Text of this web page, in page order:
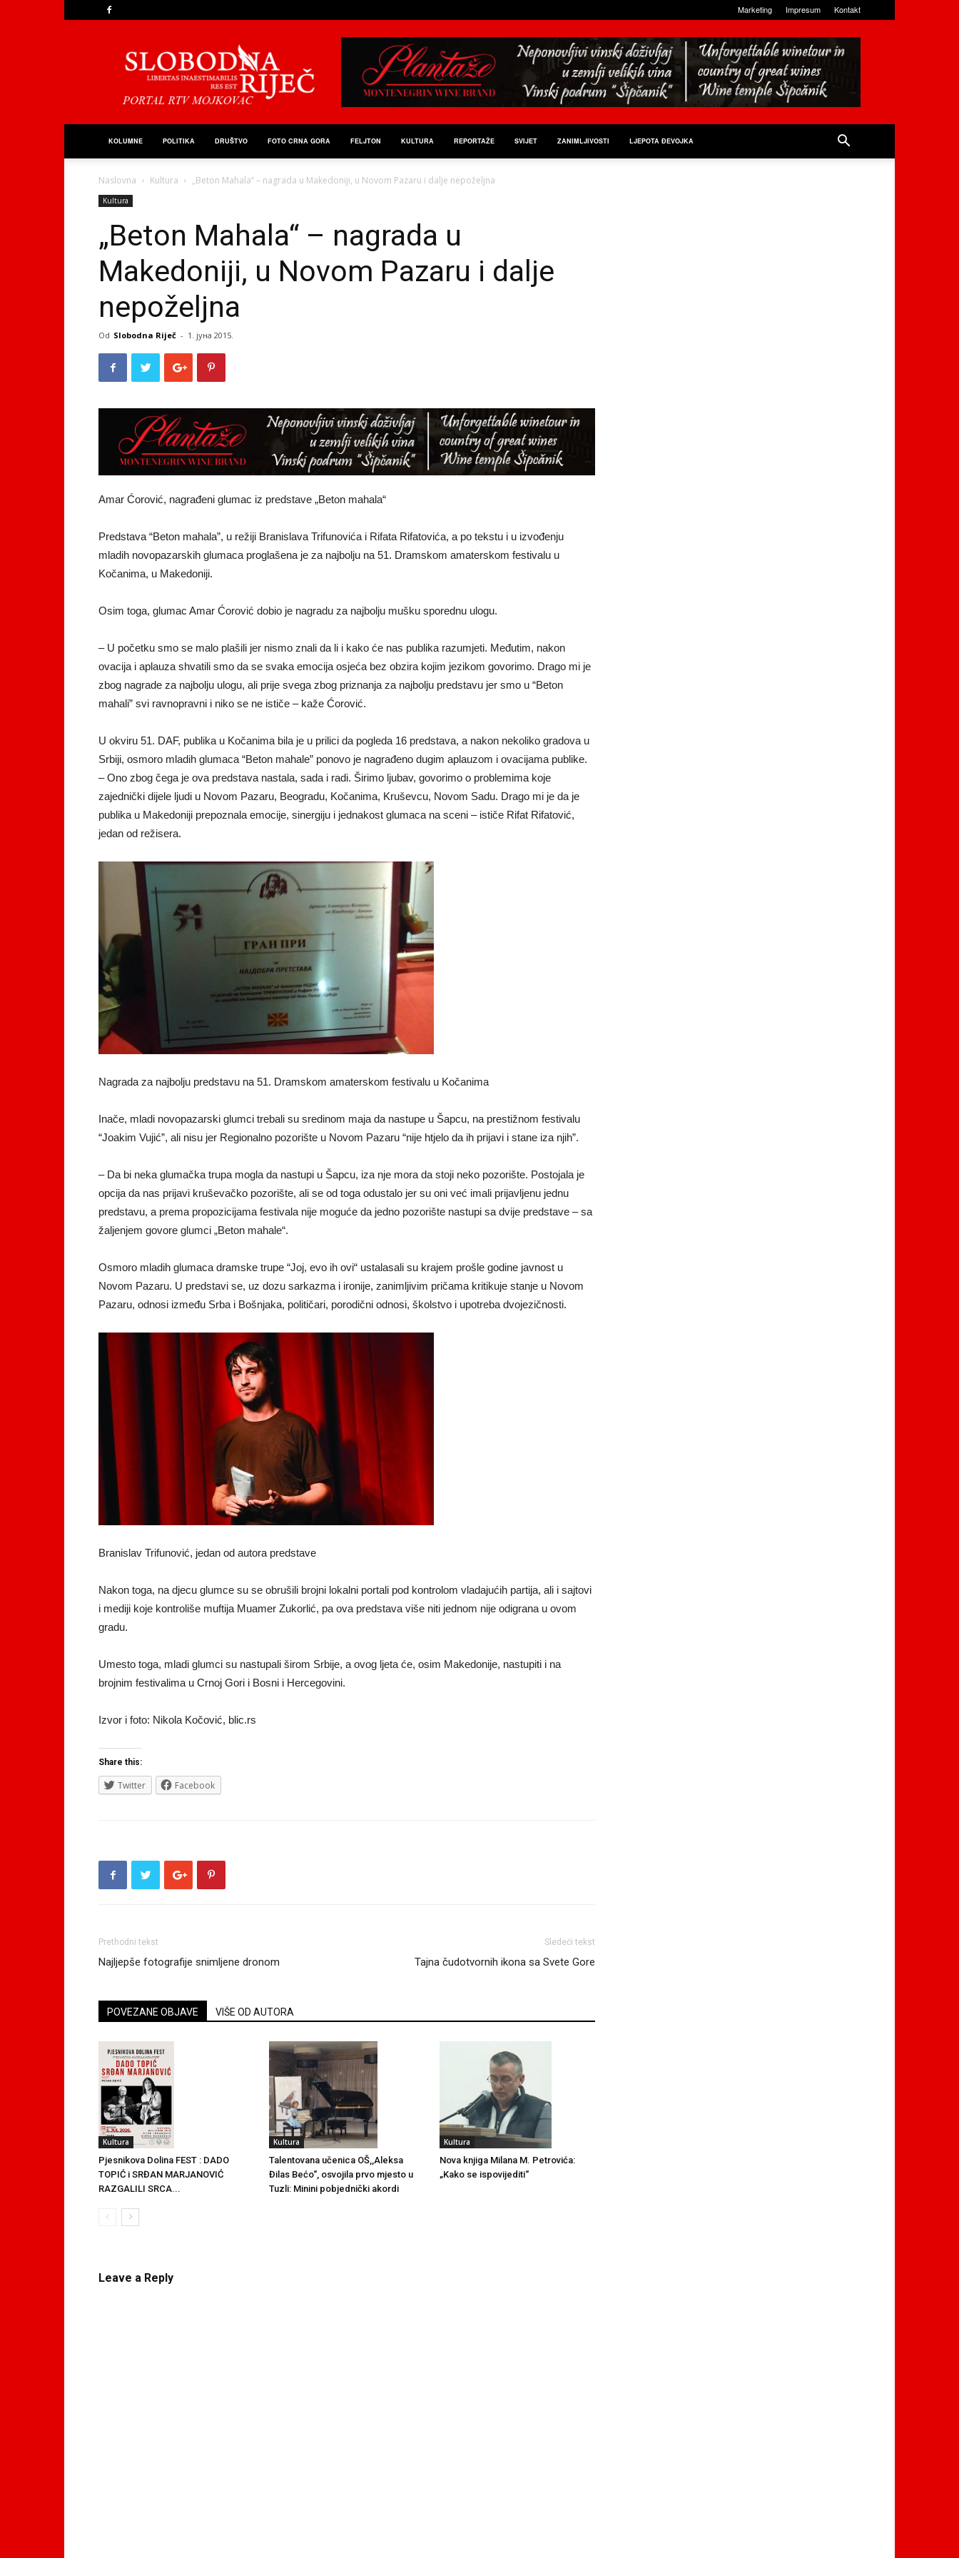
Marketing Impresum Kontakt
Riječ
KOLUMNE POLITIKA DRUŠTVO FOTO CRNA GORA FELJTON KULTURA REPORTAŽE SVIJET ZANIMLJIVOSTI LJEPOTA ĐEVOJKA
Naslovna Kultura „Beton Mahala“ – nagrada u Makedoniji, u Novom Pazaru i dalje nepoželjna
Kultura
„Beton Mahala“ – nagrada u
Makedoniji, u Novom Pazaru i dalje
nepoželjna
Od Slobodna Riječ - 1. јуна 2015.
Amar Ćorović, nagrađeni glumac iz predstave „Beton mahala“
Predstava “Beton mahala”, u režiji Branislava Trifunovića i Rifata Rifatovića, a po tekstu i u izvođenju
mladih novopazarskih glumaca proglašena je za najbolju na 51. Dramskom amaterskom festivalu u
Kočanima, u Makedoniji.
Osim toga, glumac Amar Ćorović dobio je nagradu za najbolju mušku sporednu ulogu.
– U početku smo se malo plašili jer nismo znali da li i kako će nas publika razumjeti. Međutim, nakon
ovacija i aplauza shvatili smo da se svaka emocija osjeća bez obzira kojim jezikom govorimo. Drago mi je
zbog nagrade za najbolju ulogu, ali prije svega zbog priznanja za najbolju predstavu jer smo u “Beton
mahali” svi ravnopravni i niko se ne ističe – kaže Ćorović.
U okviru 51. DAF, publika u Kočanima bila je u prilici da pogleda 16 predstava, a nakon nekoliko gradova u
Srbiji, osmoro mladih glumaca “Beton mahale” ponovo je nagrađeno dugim aplauzom i ovacijama publike.
– Ono zbog čega je ova predstava nastala, sada i radi. Širimo ljubav, govorimo o problemima koje
zajednički dijele ljudi u Novom Pazaru, Beogradu, Kočanima, Kruševcu, Novom Sadu. Drago mi je da je
publika u Makedoniji prepoznala emocije, sinergiju i jednakost glumaca na sceni – ističe Rifat Rifatović,
jedan od režisera.
Nagrada za najbolju predstavu na 51. Dramskom amaterskom festivalu u Kočanima
Inače, mladi novopazarski glumci trebali su sredinom maja da nastupe u Šapcu, na prestižnom festivalu
“Joakim Vujić”, ali nisu jer Regionalno pozorište u Novom Pazaru “nije htjelo da ih prijavi i stane iza njih”.
– Da bi neka glumačka trupa mogla da nastupi u Šapcu, iza nje mora da stoji neko pozorište. Postojala je
opcija da nas prijavi kruševačko pozorište, ali se od toga odustalo jer su oni već imali prijavljenu jednu
predstavu, a prema propozicijama festivala nije moguće da jedno pozorište nastupi sa dvije predstave – sa
žaljenjem govore glumci „Beton mahale“.
Osmoro mladih glumaca dramske trupe “Joj, evo ih ovi“ ustalasali su krajem prošle godine javnost u
Novom Pazaru. U predstavi se, uz dozu sarkazma i ironije, zanimljivim pričama kritikuje stanje u Novom
Pazaru, odnosi između Srba i Bošnjaka, političari, porodični odnosi, školstvo i upotreba dvojezičnosti.
Branislav Trifunović, jedan od autora predstave
Nakon toga, na djecu glumce su se obrušili brojni lokalni portali pod kontrolom vladajućih partija, ali i sajtovi
i mediji koje kontroliše muftija Muamer Zukorlić, pa ova predstava više niti jednom nije odigrana u ovom
gradu.
Umesto toga, mladi glumci su nastupali širom Srbije, a ovog ljeta će, osim Makedonije, nastupiti i na
brojnim festivalima u Crnoj Gori i Bosni i Hercegovini.
Izvor i foto: Nikola Kočović, blic.rs
Share this:
Twitter Facebook
Prethodni tekst
Najljepše fotografije snimljene dronom
Sledeći tekst
Tajna čudotvornih ikona sa Svete Gore
POVEZANE OBJAVE VIŠE OD AUTORA
Kultura
Pjesnikova Dolina FEST : DADO
TOPIĆ i SRĐAN MARJANOVIĆ
RAZGALILI SRCA...
Kultura
Talentovana učenica OŠ,,Aleksa
Đilas Bećo“, osvojila prvo mjesto u
Tuzli: Minini pobjednički akordi
Kultura
Nova knjiga Milana M. Petrovića:
„Kako se ispovijediti“
Leave a Reply